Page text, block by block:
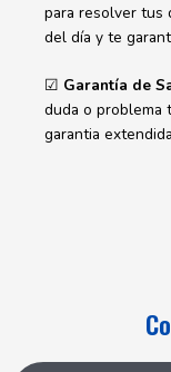
para resolver tus
del día y te
☑ Garantía de
duda o problema
garantia